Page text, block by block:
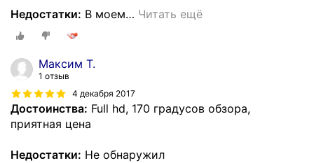
Недостатки: В моем… Читать ещё
Максим Т.
1 отзыв
4 декабря 2017
Достоинства: Full hd, 170 градусов обзора,
приятная цена
Недостатки: Не обнаружил